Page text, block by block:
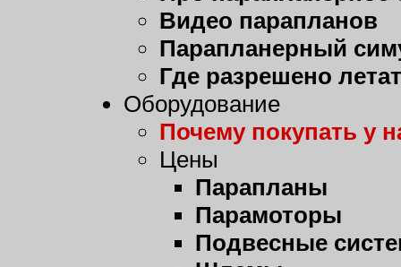
Видео парапланов
Парапланерный
Где разрешено
Оборудование
Почему покупать у
Цены
Парапланы
Парамоторы
Подвесные